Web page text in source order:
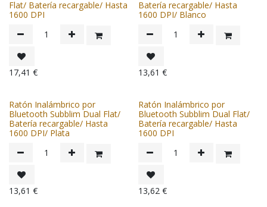
Flat/ Batería recargable/ Hasta
1600 DPI
17,41 €
Batería recargable/ Hasta
1600 DPI/ Blanco
13,61 €
Ratón Inalámbrico por
Bluetooth Subblim Dual Flat/
Batería recargable/ Hasta
1600 DPI/ Plata
13,61 €
Ratón Inalámbrico por
Bluetooth Subblim Dual Flat/
Batería recargable/ Hasta
1600 DPI
13,62 €